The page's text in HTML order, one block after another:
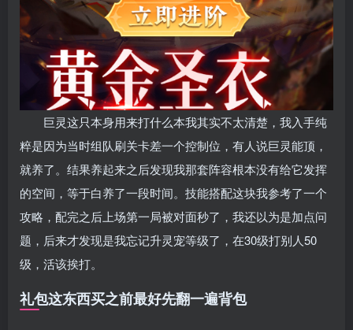
巨灵这只本身用来打什么本我其实不太清楚，我入手纯
粹是因为当时组队刷关卡差一个控制位，有人说巨灵能顶，
就养了。结果养起来之后发现我那套阵容根本没有给它发挥
的空间，等于白养了一段时间。技能搭配这块我参考了一个
攻略，配完之后上场第一局被对面秒了，我还以为是加点问
题，后来才发现是我忘记升灵宠等级了，在30级打别人50
级，活该挨打。
礼包这东西买之前最好先翻一遍背包